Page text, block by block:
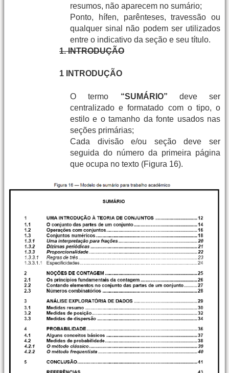
resumos, não aparecem no sumário;
Ponto, hífen, parênteses, travessão ou
qualquer sinal não podem ser utilizados
entre o indicativo da seção e seu título.
1. INTRODUÇÃO
1 INTRODUÇÃO
O termo “SUMÁRIO” deve ser
centralizado e formatado com o tipo, o
estilo e o tamanho da fonte usados nas
seções primárias;
Cada divisão e/ou seção deve ser
seguida do número da primeira página
que ocupa no texto (Figura 16).